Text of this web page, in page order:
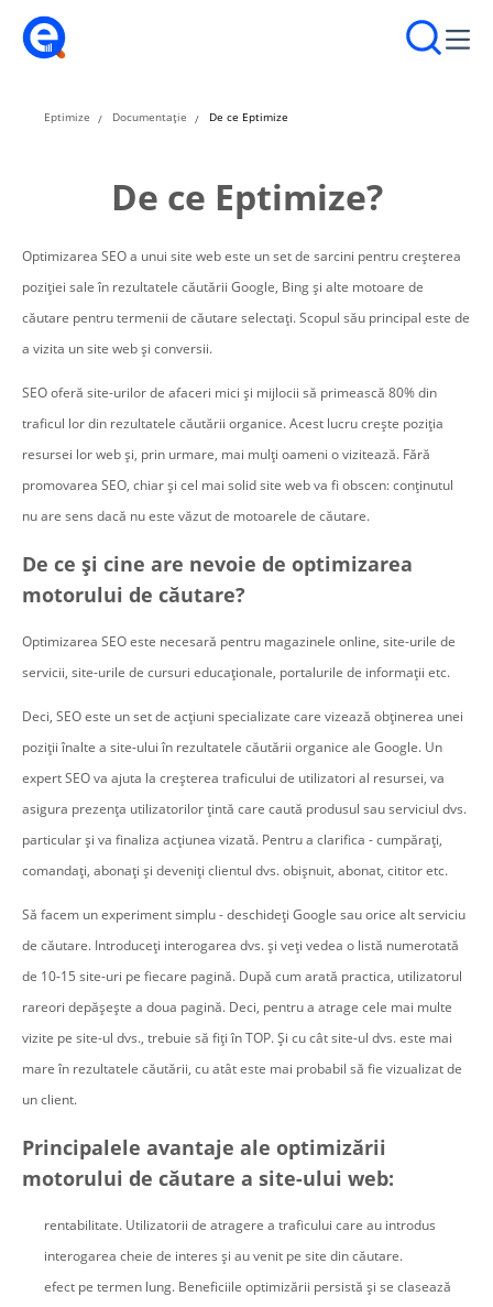
Eptimize Documentație De ce Eptimize
De ce Eptimize?
Optimizarea SEO a unui site web este un set de sarcini pentru creșterea
poziției sale în rezultatele căutării Google, Bing și alte motoare de
căutare pentru termenii de căutare selectați. Scopul său principal este de
a vizita un site web și conversii.
SEO oferă site-urilor de afaceri mici și mijlocii să primească 80% din
traficul lor din rezultatele căutării organice. Acest lucru crește poziția
resursei lor web și, prin urmare, mai mulți oameni o vizitează. Fără
promovarea SEO, chiar și cel mai solid site web va fi obscen: conținutul
nu are sens dacă nu este văzut de motoarele de căutare.
De ce și cine are nevoie de optimizarea
motorului de căutare?
Optimizarea SEO este necesară pentru magazinele online, site-urile de
servicii, site-urile de cursuri educaționale, portalurile de informații etc.
Deci, SEO este un set de acțiuni specializate care vizează obținerea unei
poziții înalte a site-ului în rezultatele căutării organice ale Google. Un
expert SEO va ajuta la creșterea traficului de utilizatori al resursei, va
asigura prezența utilizatorilor țintă care caută produsul sau serviciul dvs.
particular și va finaliza acțiunea vizată. Pentru a clarifica - cumpărați,
comandați, abonați și deveniți clientul dvs. obișnuit, abonat, cititor etc.
Să facem un experiment simplu - deschideți Google sau orice alt serviciu
de căutare. Introduceți interogarea dvs. și veți vedea o listă numerotată
de 10-15 site-uri pe fiecare pagină. După cum arată practica, utilizatorul
rareori depășește a doua pagină. Deci, pentru a atrage cele mai multe
vizite pe site-ul dvs., trebuie să fiți în TOP. Și cu cât site-ul dvs. este mai
mare în rezultatele căutării, cu atât este mai probabil să fie vizualizat de
un client.
Principalele avantaje ale optimizării
motorului de căutare a site-ului web:
rentabilitate. Utilizatorii de atragere a traficului care au introdus
interogarea cheie de interes și au venit pe site din căutare.
efect pe termen lung. Beneficiile optimizării persistă și se clasează